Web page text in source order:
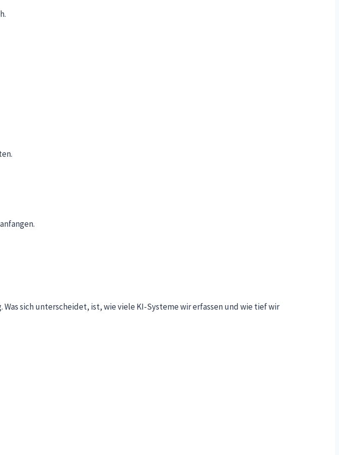
sich unterscheidet, ist, wie viele KI-Systeme wir erfassen und wie tief wir